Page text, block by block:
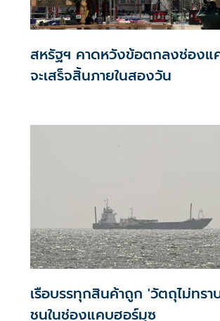
สหรัฐฯ คาดหวังข้อตกลงช่องแ
จะเสร็จสิ้นภายในสองวัน
เรือบรรทุกสินค้าถูก 'วัตถุไม่ทร
ชนในช่องแคบฮอร์มุซ